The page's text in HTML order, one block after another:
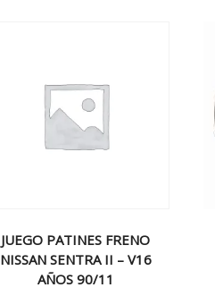
JUEGO PATINES FRENO
NISSAN SENTRA II – V16
AÑOS 90/11